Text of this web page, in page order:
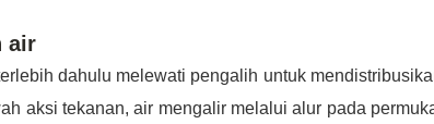
air
dahulu melewati pengalih untuk
aksi tekanan, air mengalir melalui alur pada